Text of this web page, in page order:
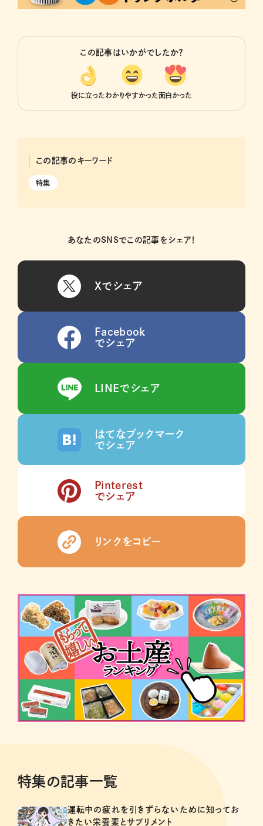
この記事はいかがでしたか？
役に立ったわかりやすかった面白かった
この記事のキーワード
特集
あなたのSNSでこの記事をシェア！
Xでシェア
Facebook
でシェア
LINEでシェア
はてなブックマーク
でシェア
Pinterest
でシェア
リンクをコピー
特集の記事一覧
運転中の疲れを引きずらないために知ってお
きたい栄養素とサプリメント